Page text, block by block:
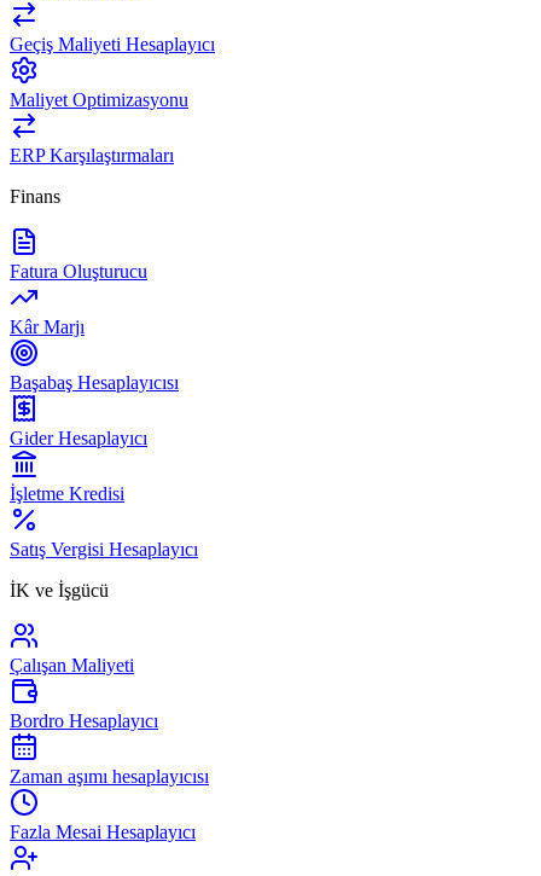
Geçiş Maliyeti Hesaplayıcı
Maliyet Optimizasyonu
ERP Karşılaştırmaları
Finans
Fatura Oluşturucu
Kâr Marjı
Başabaş Hesaplayıcısı
Gider Hesaplayıcı
İşletme Kredisi
Satış Vergisi Hesaplayıcı
İK ve İşgücü
Çalışan Maliyeti
Bordro Hesaplayıcı
Zaman aşımı hesaplayıcısı
Fazla Mesai Hesaplayıcı